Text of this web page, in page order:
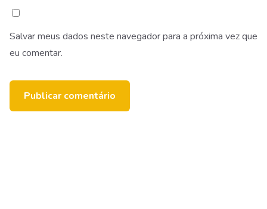
Salvar meus dados neste navegador para a próxima vez que
eu comentar.